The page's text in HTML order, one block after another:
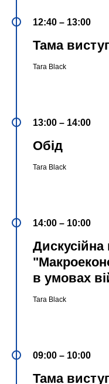
12:40 – 13:00
Тама
Tara Black
13:00 – 14:00
Обід
Tara Black
14:00 – 10:00
в умовах
Tara Black
09:00 – 10:00
Тама